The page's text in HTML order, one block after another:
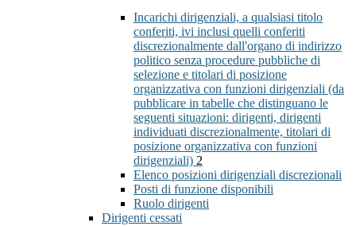
Incarichi dirigenziali, a qualsiasi titolo
conferiti, ivi inclusi quelli conferiti
discrezionalmente dall'organo di indirizzo
politico senza procedure pubbliche di
selezione e titolari di posizione
organizzativa con funzioni dirigenziali (da
pubblicare in tabelle che distinguano le
seguenti situazioni: dirigenti, dirigenti
individuati discrezionalmente, titolari di
posizione organizzativa con funzioni
dirigenziali) 2
Elenco posizioni dirigenziali discrezionali
Posti di funzione disponibili
Ruolo dirigenti
Dirigenti cessati